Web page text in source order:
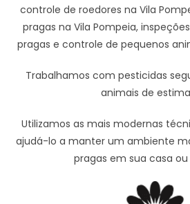
controle de roedores na Vila
pragas na Vila Pompeia,
pragas e controle de pequenos
Trabalhamos com pesticidas
animais de
Utilizamos as mais modernas
ajudá-lo a manter um ambiente
pragas em sua casa